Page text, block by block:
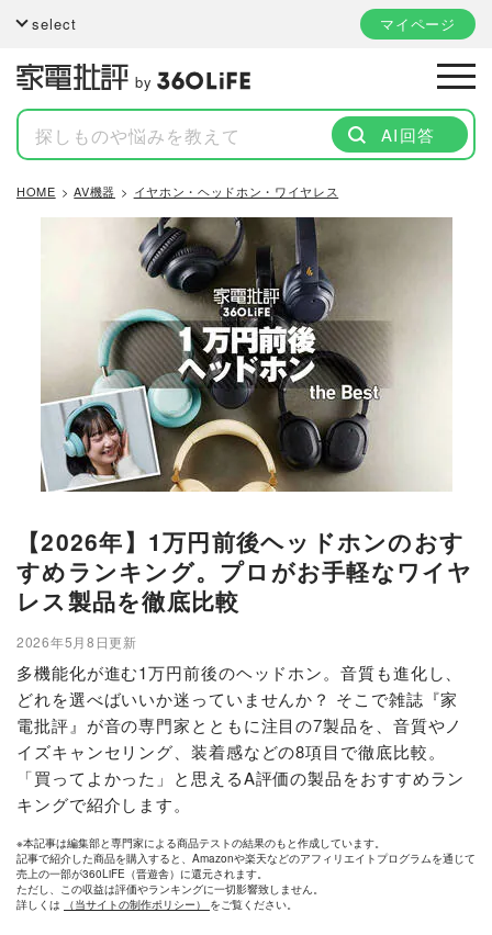
select マイページ
by
AI回答
HOME AV機器 イヤホン・ヘッドホン・ワイヤレス
【2026年】1万円前後ヘッドホンのおす
すめランキング。プロがお手軽なワイヤ
レス製品を徹底比較
2026年5月8日更新
多機能化が進む1万円前後のヘッドホン。音質も進化し、
どれを選べばいいか迷っていませんか？ そこで雑誌『家
電批評』が音の専門家とともに注目の7製品を、音質やノ
イズキャンセリング、装着感などの8項目で徹底比較。
「買ってよかった」と思えるA評価の製品をおすすめラン
キングで紹介します。
※本記事は編集部と専門家による商品テストの結果のもと作成しています。
記事で紹介した商品を購入すると、Amazonや楽天などのアフィリエイトプログラムを通じて
売上の一部が360LiFE（晋遊舎）に還元されます。
ただし、この収益は評価やランキングに一切影響致しません。
詳しくは
（当サイトの制作ポリシー） をご覧ください。